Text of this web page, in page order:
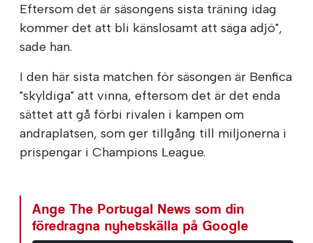
Eftersom det är säsongens sista träning idag
kommer det att bli känslosamt att säga adjö",
sade han.
I den här sista matchen för säsongen är Benfica
"skyldiga" att vinna, eftersom det är det enda
sättet att gå förbi rivalen i kampen om
andraplatsen, som ger tillgång till miljonerna i
prispengar i Champions League.
Ange The Portugal News som din
föredragna nyhetskälla på Google